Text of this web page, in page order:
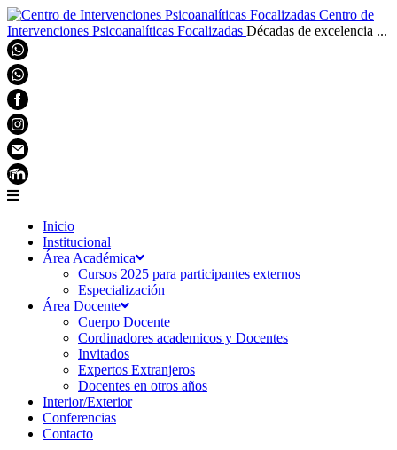
Centro de
Intervenciones Psicoanalíticas Focalizadas Décadas de excelencia ...
Inicio
Institucional
Área Académica
Cursos 2025 para participantes externos
Especialización
Área Docente
Cuerpo Docente
Cordinadores academicos y Docentes
Invitados
Expertos Extranjeros
Docentes en otros años
Interior/Exterior
Conferencias
Contacto